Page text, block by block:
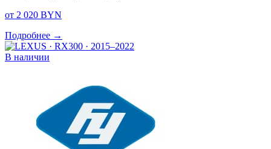
от 2 020 BYN
Подробнее →
В наличии